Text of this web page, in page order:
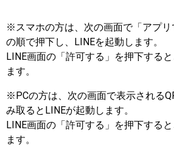
※スマホの方は、次の画面で「アプリ
の順で押下し、LINEを起動します。
LINE画面の「許可する」を押下する
ます。
※PCの方は、次の画面で表示される
み取るとLINEが起動します。
LINE画面の「許可する」を押下する
ます。